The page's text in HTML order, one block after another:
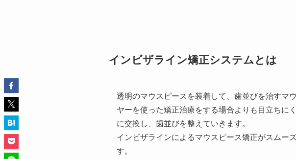
インビザライン矯正システムとは
透明のマウスピースを装着して、歯並びを治すマ
ヤーを使った矯正治療をする場合よりも目立ちに
に交換し、歯並びを整えていきます。
インビザラインによるマウスピース矯正がスムー
す。